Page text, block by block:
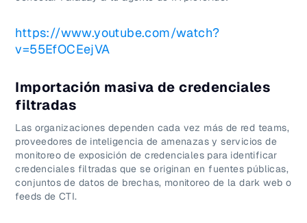
https://www.youtube.com/watch?
v=55EfOCEejVA
Importación masiva de credenciales
filtradas
Las organizaciones dependen cada vez más de red teams,
proveedores de inteligencia de amenazas y servicios de
monitoreo de exposición de credenciales para identificar
credenciales filtradas que se originan en fuentes públicas,
conjuntos de datos de brechas, monitoreo de la dark web o
feeds de CTI.